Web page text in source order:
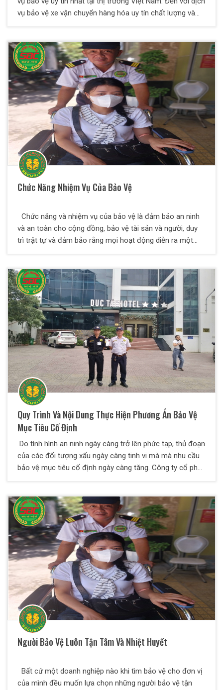
vụ bảo vệ xe vận chuyển hàng hóa uy tín chất lượng và
giúp phòng tránh mọi rủi ro xảy ra trong quá trình vận
chuyển hàng hóa và đảm bảo được độ an toàn cho hàng
hóa có giá trị cao cho khách hàng.
Chức Năng Nhiệm Vụ Của Bảo Vệ
Chức năng và nhiệm vụ của bảo vệ là đảm bảo an ninh
và an toàn cho cộng đồng, bảo vệ tài sản và người, duy
trì trật tự và đảm bảo rằng mọi hoạt động diễn ra một
nghiệp vụ an ninh là làm gì và một số yêu cầu đối với
nhân viên bảo vệ
Quy Trình Và Nội Dung Thực Hiện Phương Án Bảo Vệ
Mục Tiêu Cố Định
Do tình hình an ninh ngày càng trở lên phức tạp, thủ đoạn
của các đối tượng xấu ngày càng tinh vi mà mà nhu cầu
bảo vệ mục tiêu cố định ngày càng tăng. Công ty cổ phần
Người Bảo Vệ Luôn Tận Tâm Và Nhiệt Huyết
Bất cứ một doanh nghiệp nào khi tìm bảo vệ cho đơn vị
của mình đều muốn lựa chọn những người bảo vệ tận